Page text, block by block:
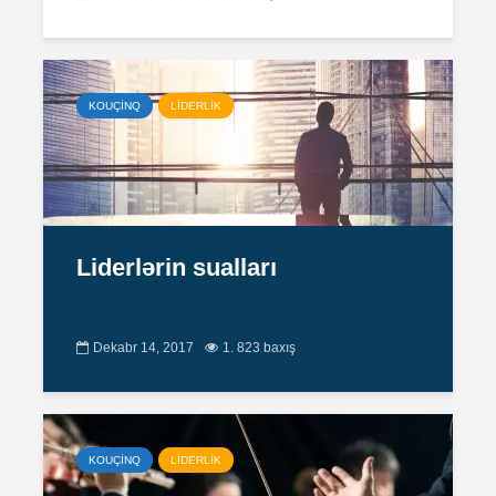
KOUÇİNQ LİDERLİK
Liderlərin sualları
Dekabr 14, 2017 1. 823 baxış
KOUÇİNQ LİDERLİK